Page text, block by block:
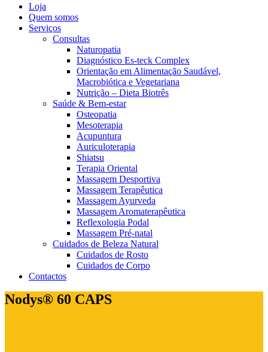
Loja
Quem somos
Serviços
Consultas
Naturopatia
Diagnóstico Es-teck Complex
Orientação em Alimentação Saudável,
Macrobiótica e Vegetariana
Nutrição – Dieta Biotrês
Saúde & Bem-estar
Osteopatia
Mesoterapia
Acupuntura
Auriculoterapia
Shiatsu
Terapia Oriental
Massagem Desportiva
Massagem Terapêutica
Massagem Ayurveda
Massagem Aromaterapêutica
Reflexologia Podal
Massagem Pré-natal
Cuidados de Beleza Natural
Cuidados de Rosto
Cuidados de Corpo
Contactos
Nodys® 60 CAPS